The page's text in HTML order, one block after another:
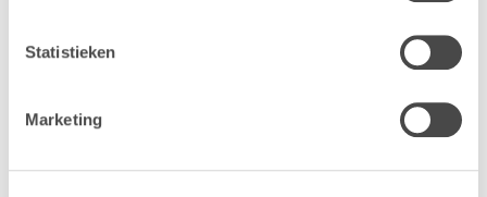
Statistieken
Marketing